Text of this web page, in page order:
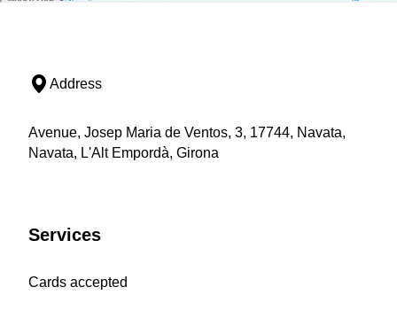
Address
Avenue, Josep Maria de Ventos, 3, 17744, Navata,
Navata, L'Alt Empordà, Girona
Services
Cards accepted